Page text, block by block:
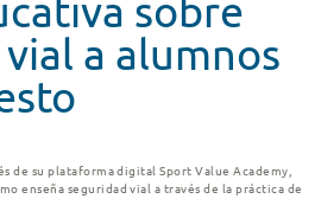
a alumnos
de su plataforma digital Sport Value Academy,
enseña seguridad vial a través de la práctica de